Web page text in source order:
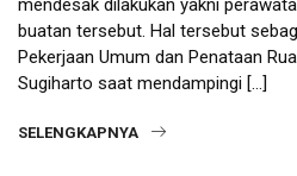
buatan tersebut. Hal tersebut
Pekerjaan Umum dan Penataan
Sugiharto saat mendampingi […]
SELENGKAPNYA